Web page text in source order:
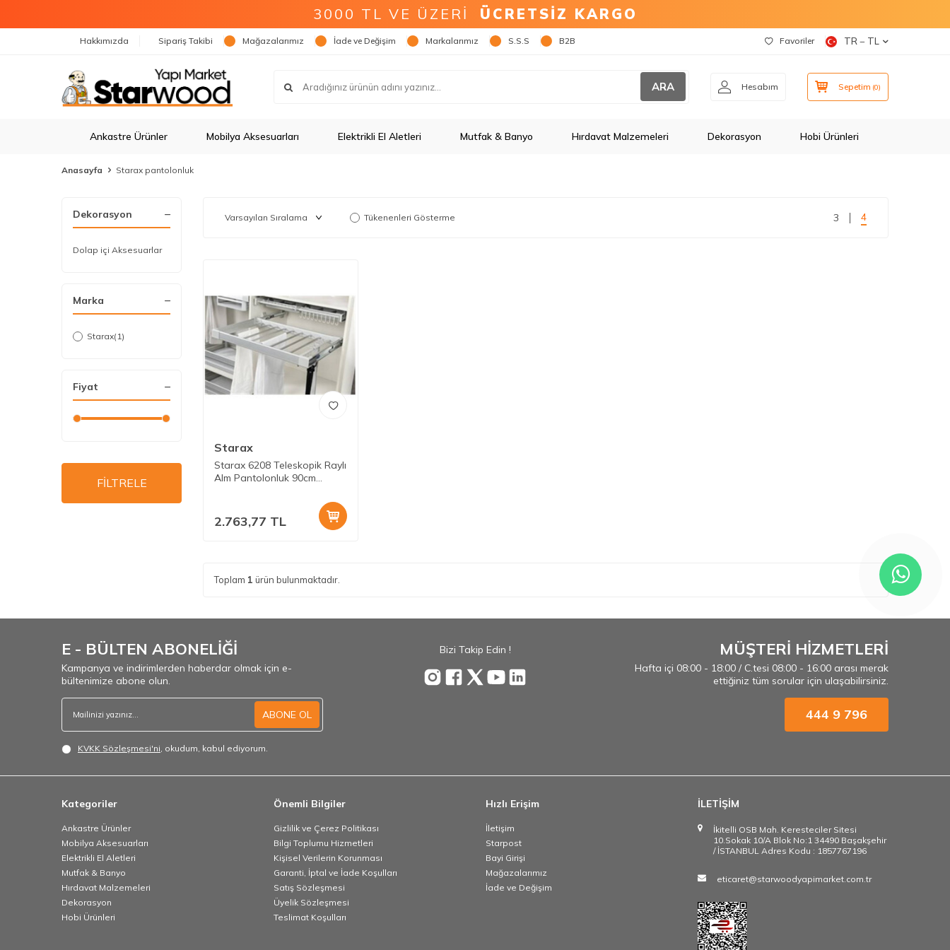
3000 TL VE ÜZERİ ÜCRETSİZ KARGO
Hakkımızda Sipariş Takibi Mağazalarımız İade ve Değişim Markalarımız S.S.S B2B Favoriler TR − TL
ARA Hesabım Sepetim (0)
Ankastre Ürünler Mobilya Aksesuarları Elektrikli El Aletleri Mutfak & Banyo Hırdavat Malzemeleri Dekorasyon Hobi Ürünleri
Anasayfa Starax pantolonluk
Dekorasyon
Dolap içi Aksesuarlar
Marka
Starax(1)
Fiyat
FİLTRELE
Tükenenleri Gösterme 3 4
Starax
Starax 6208 Teleskopik Raylı
Alm Pantolonluk 90cm
2.763,77 TL
Toplam 1 ürün bulunmaktadır.
E - BÜLTEN ABONELİĞİ
Kampanya ve indirimlerden haberdar olmak için e-
bültenimize abone olun.
ABONE OL
KVKK Sözleşmesi'ni , okudum, kabul ediyorum.
Bizi Takip Edin ! MÜŞTERİ HİZMETLERİ
Hafta içi 08:00 - 18:00 / C.tesi 08:00 - 16:00 arası merak
ettiğiniz tüm sorular için ulaşabilirsiniz.
444 9 796
Kategoriler
Ankastre Ürünler
Mobilya Aksesuarları
Elektrikli El Aletleri
Mutfak & Banyo
Hırdavat Malzemeleri
Dekorasyon
Hobi Ürünleri
Önemli Bilgiler
Gizlilik ve Çerez Politikası
Bilgi Toplumu Hizmetleri
Kişisel Verilerin Korunması
Garanti, İptal ve İade Koşulları
Satış Sözleşmesi
Üyelik Sözleşmesi
Teslimat Koşulları
Hızlı Erişim
İletişim
Starpost
Bayi Girişi
Mağazalarımız
İade ve Değişim
İLETİŞİM
İkitelli OSB Mah. Keresteciler Sitesi
10.Sokak 10/A Blok No:1 34490 Başakşehir
/ İSTANBUL Adres Kodu : 1857767196
eticaret@starwoodyapimarket.com.tr